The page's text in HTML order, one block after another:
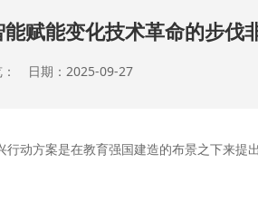
赋能变化技术革命的步伐
： 日期：2025-09-27
方案是在教育强国建造的布景之下来提出